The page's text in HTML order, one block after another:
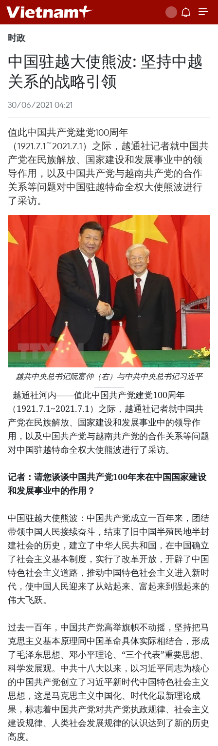
时政
中国驻越大使熊波: 坚持中越
关系的战略引领
30/06/2021 04:21
值此中国共产党建党100周年
（1921.7.1~2021.7.1）之际，越通社记者就中国共
产党在民族解放、国家建设和发展事业中的领
导作用，以及中国共产党与越南共产党的合作
关系等问题对中国驻越特命全权大使熊波进行
了采访。
越共中央总书记阮富仲（右）与中共中央总书记习近平
越通社河内——值此中国共产党建党100周年
（1921.7.1~2021.7.1）之际，越通社记者就中国共
产党在民族解放、国家建设和发展事业中的领导作
用，以及中国共产党与越南共产党的合作关系等问题
对中国驻越特命全权大使熊波进行了采访。
记者：请您谈谈中国共产党100年来在中国国家建设
和发展事业中的作用？
中国驻越大使熊波：中国共产党成立一百年来，团结
带领中国人民接续奋斗，结束了旧中国半殖民地半封
建社会的历史，建立了中华人民共和国，在中国确立
了社会主义基本制度，实行了改革开放，开辟了中国
特色社会主义道路，推动中国特色社会主义进入新时
代，使中国人民迎来了从站起来、富起来到强起来的
伟大飞跃。
过去一百年，中国共产党高举旗帜不动摇，坚持把马
克思主义基本原理同中国革命具体实际相结合，形成
了毛泽东思想、邓小平理论、“三个代表”重要思想、
科学发展观。中共十八大以来，以习近平同志为核心
的中国共产党创立了习近平新时代中国特色社会主义
思想，这是马克思主义中国化、时代化最新理论成
果，标志着中国共产党对共产党执政规律、社会主义
建设规律、人类社会发展规律的认识达到了新的历史
高度。